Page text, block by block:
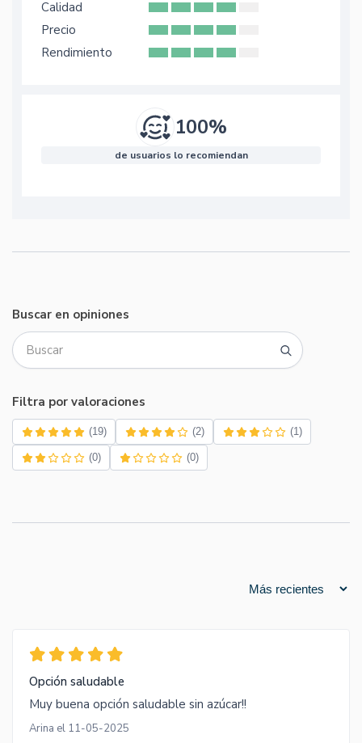
Calidad
Precio
Rendimiento
100%
de usuarios lo recomiendan
Buscar en opiniones
Filtra por valoraciones
(19) (2) (1)
(0) (0)
Opción saludable
Muy buena opción saludable sin azúcar!!
Arina el 11-05-2025